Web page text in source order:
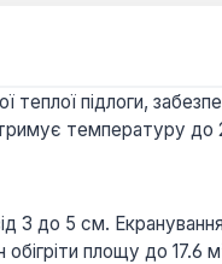
підлоги,
температуру до
3 до 5 см.
площу до 17.6